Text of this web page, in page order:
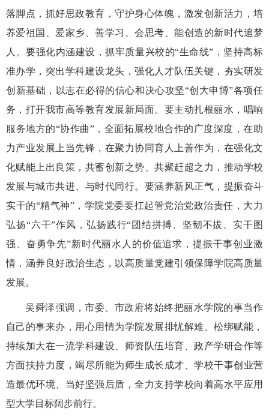
落脚点，抓好思政教育，守护身心体魄，激发创新活力，培
养爱祖国、爱家乡、善学习、会思考、能创造的新时代追梦
人。要强化内涵建设，抓牢质量兴校的“生命线”，坚持高标
准办学，突出学科建设龙头，强化人才队伍关键，夯实研发
创新基础，以志在必得的信心和决心攻坚“创大申博”各项任
务，打开我市高等教育发展新局面。要主动扎根丽水，唱响
服务地方的“协作曲”，全面拓展校地合作的广度深度，在助
力产业发展上当先锋，在聚力协同育人上善作为，在强化文
化赋能上出良策，共蓄创新之势、共聚赶超之力，推动学校
发展与城市共进、与时代同行。要涵养新风正气，提振奋斗
实干的“精气神”，学院党委要扛起管党治党政治责任，大力
弘扬“六干”作风，弘扬践行“团结拼搏、坚韧不拔、实干图
强、奋勇争先”新时代丽水人的价值追求，提振干事创业激
情，涵养良好政治生态，以高质量党建引领保障学院高质量
发展。
吴舜泽强调，市委、市政府将始终把丽水学院的事当作
自己的事来办，用心用情为学院发展排忧解难、松绑赋能，
持续加大在一流学科建设、师资队伍培育、政产学研合作等
方面扶持力度，竭尽所能为师生成长成才、学校干事创业营
造最优环境、当好坚强后盾，全力支持学校向着高水平应用
型大学目标阔步前行。